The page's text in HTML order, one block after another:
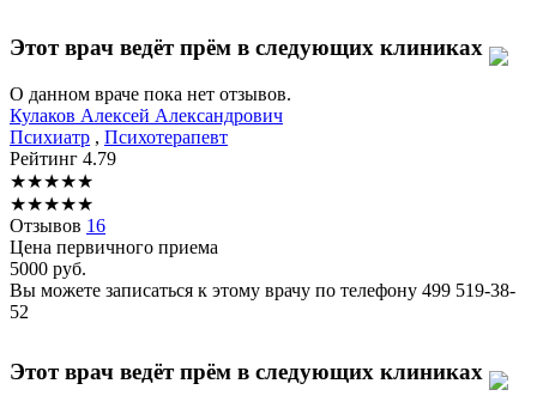
Этот врач ведёт прём в следующих клиниках
О данном враче пока нет отзывов.
Кулаков Алексей Александрович
Психиатр , Психотерапевт
Рейтинг 4.79
★★★★★
★★★★★
Отзывов 16
Цена первичного приема
5000 руб.
Вы можете записаться к этому врачу по телефону 499 519-38-
52
Этот врач ведёт прём в следующих клиниках